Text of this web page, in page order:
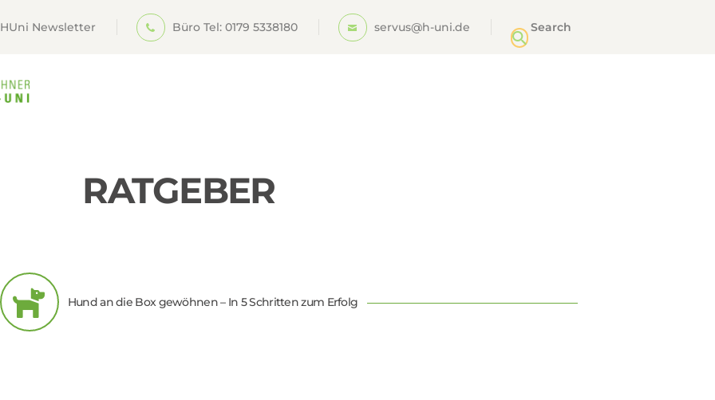
HUni Newsletter Büro Tel: 0179 5338180 servus@h-uni.de
HUNDESCHULE
AUSBILDUNG
RATGEBER
Hund an die Box gewöhnen – In 5 Schritten zum Erfolg